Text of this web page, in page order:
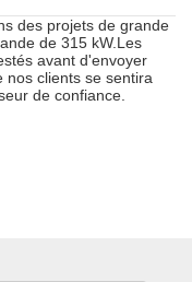
des projets de grande
de 315 kW.Les
avant d'envoyer
nos clients se sentira
de confiance.